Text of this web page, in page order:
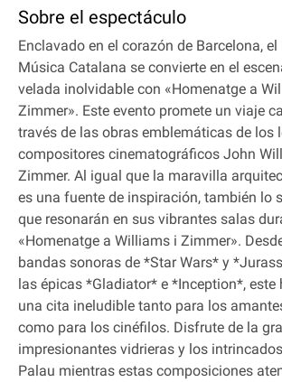
Sobre el espectáculo
Enclavado en el corazón de Barcelona, el
Música Catalana se convierte en el
velada inolvidable con «Homenatge a
Zimmer». Este evento promete un viaje
través de las obras emblemáticas de los
compositores cinematográficos John
Zimmer. Al igual que la maravilla
es una fuente de inspiración, también lo
que resonarán en sus vibrantes salas
«Homenatge a Williams i Zimmer».
bandas sonoras de *Star Wars* y
las épicas *Gladiator* e *Inception*, este
una cita ineludible tanto para los
como para los cinéfilos. Disfrute de la
impresionantes vidrieras y los
Palau mientras estas composiciones